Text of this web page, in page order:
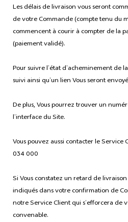
Les délais de livraison vous seront
de votre Commande (compte tenu du
commencent à courir à compter de la
(paiement validé).
Pour suivre l’état d’acheminement de
suivi ainsi qu’un lien Vous seront
De plus, Vous pourrez trouver un
l’interface du Site.
Vous pouvez aussi contacter le
034 000
Si Vous constatez un retard de
indiqués dans votre confirmation de
notre Service Client qui s’efforcera de
convenable.